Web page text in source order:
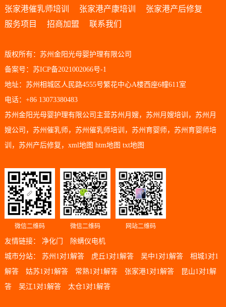
张家港催乳师培训
张家港产康培训
张家港产后修复
服务项目
招商加盟 联系我们
版权所有：苏州金阳光母婴护理有限公司
备案号：苏ICP备2021002066号-1
地址：苏州相城区人民路4555号繁花中心A楼西座6幢611室
电话：+86 13073380483
苏州金阳光母婴护理有限公司主营苏州月嫂 ， 苏州月嫂培训 ， 苏州月
嫂公司 ， 苏州催乳师 ， 苏州催乳师培训 ， 苏州育婴师 ， 苏州育婴师培
训 ， 苏州产后修复 ， xml地图 htm地图 txt地图
微信二维码 微信二维码 网站二维码
友情链接： 净化门
除螨仪电机
城市分站： 苏州1对1解答 虎丘1对1解答 吴中1对1解答
相城1对1
解答
姑苏1对1解答 常熟1对1解答 张家港1对1解答
昆山1对1解
答
吴江1对1解答 太仓1对1解答